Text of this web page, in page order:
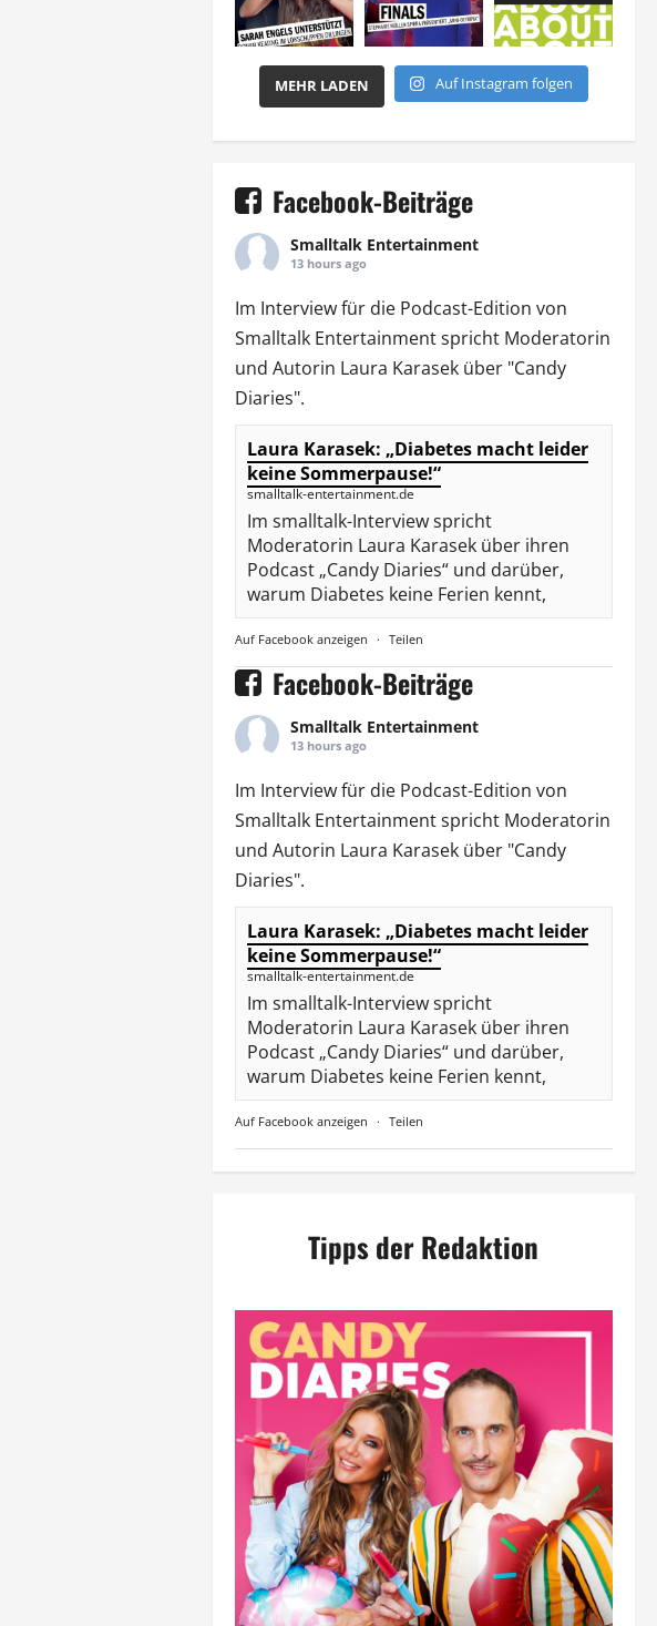
MEHR LADEN Auf Instagram folgen
Facebook-Beiträge
Smalltalk Entertainment
13 hours ago
Im Interview für die Podcast-Edition von
Smalltalk Entertainmentspricht Moderatorin
und Autorin Laura Karaseküber "Candy
Diaries".
Laura Karasek: „Diabetes macht leider
keine Sommerpause!“
smalltalk-entertainment.de
Im smalltalk-Interview spricht
Moderatorin Laura Karasek über ihren
Podcast „Candy Diaries“ und darüber,
warum Diabetes keine Ferien kennt,
Auf Facebook anzeigen · Teilen
Facebook-Beiträge
Smalltalk Entertainment
13 hours ago
Im Interview für die Podcast-Edition von
Smalltalk Entertainmentspricht Moderatorin
und Autorin Laura Karaseküber "Candy
Diaries".
Laura Karasek: „Diabetes macht leider
keine Sommerpause!“
smalltalk-entertainment.de
Im smalltalk-Interview spricht
Moderatorin Laura Karasek über ihren
Podcast „Candy Diaries“ und darüber,
warum Diabetes keine Ferien kennt,
Auf Facebook anzeigen · Teilen
Tipps der Redaktion